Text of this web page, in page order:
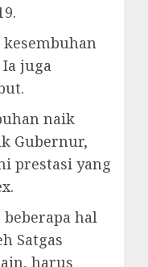
juga
naik
Gubernur,
prestasi yang
hal
Satgas
harus